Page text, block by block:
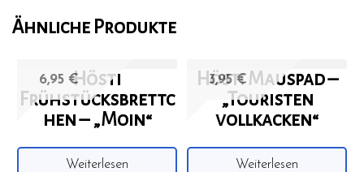
Ähnliche Produkte
Hösti
Frühstücksbrettc
hen – „Moin“
6,95 €
Weiterlesen
Hösti Mauspad –
„Touristen
vollkacken“
3,95€
Weiterlesen